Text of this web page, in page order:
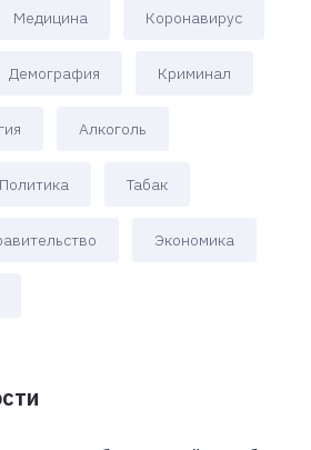
Медицина Коронавирус
Демография Криминал
Алкоголь
Политика Табак
Экономика